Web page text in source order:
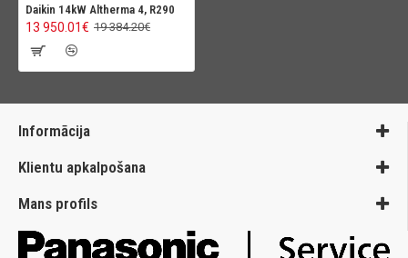
Daikin 14kW Altherma 4, R290
13 950.01€ 19 384.20€
Informācija
Klientu apkalpošana
Mans profils